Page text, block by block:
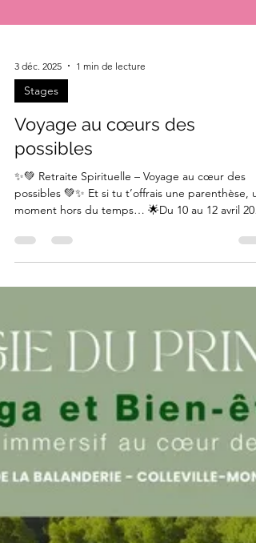
3 déc. 2025
Stages
Voyage au cœurs des
possibles
possibles 💚✨ Et si tu t’offrais une parenthèse,
montgomery, un lieu paisible entre forêt et mer,
pour une expérience douce et profonde. 🌸 Au
programme : Yoga – méditations guidées – bols
tibétains – introspection – art-thérapie – marche
consciente en nature – cercles de partage. Trois
jours pour ralentir, respirer, t’ouvrir